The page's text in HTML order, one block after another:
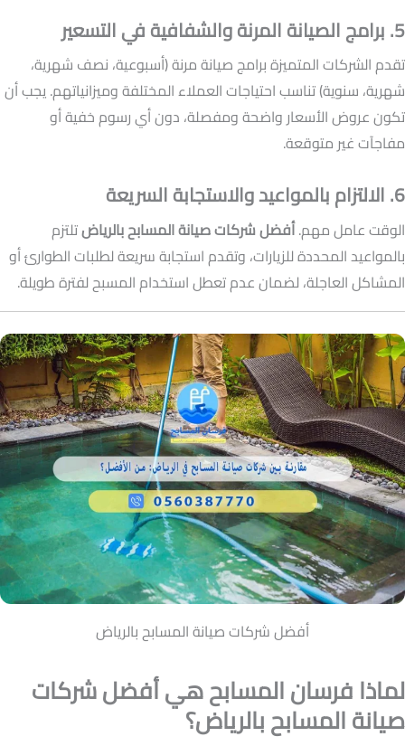
5. برامج الصيانة المرنة والشفافية في التسعير
تقدم الشركات المتميزة برامج صيانة مرنة (أسبوعية، نصف شهرية،
شهرية، سنوية) تناسب احتياجات العملاء المختلفة وميزانياتهم. يجب أن
تكون عروض الأسعار واضحة ومفصلة، دون أي رسوم خفية أو
مفاجآت غير متوقعة.
6. الالتزام بالمواعيد والاستجابة السريعة
الوقت عامل مهم.أفضل شركات صيانة المسابح بالرياضتلتزم
بالمواعيد المحددة للزيارات، وتقدم استجابة سريعة لطلبات الطوارئ أو
المشاكل العاجلة، لضمان عدم تعطل استخدام المسبح لفترة طويلة.
أفضل شركات صيانة المسابح بالرياض
لماذا فرسان المسابح هي أفضل شركات
صيانة المسابح بالرياض؟